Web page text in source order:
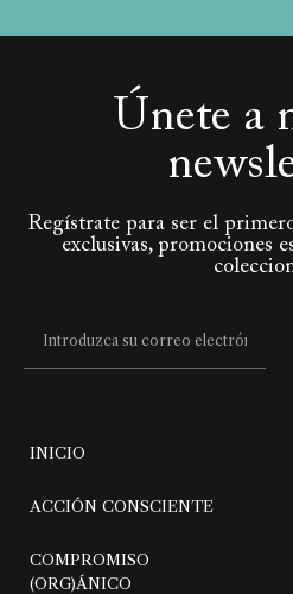
Únete a
Regístrate para ser el
exclusivas, promociones
INICIO
ACCIÓN CONSCIENTE
COMPROMISO
(ORG)ÁNICO